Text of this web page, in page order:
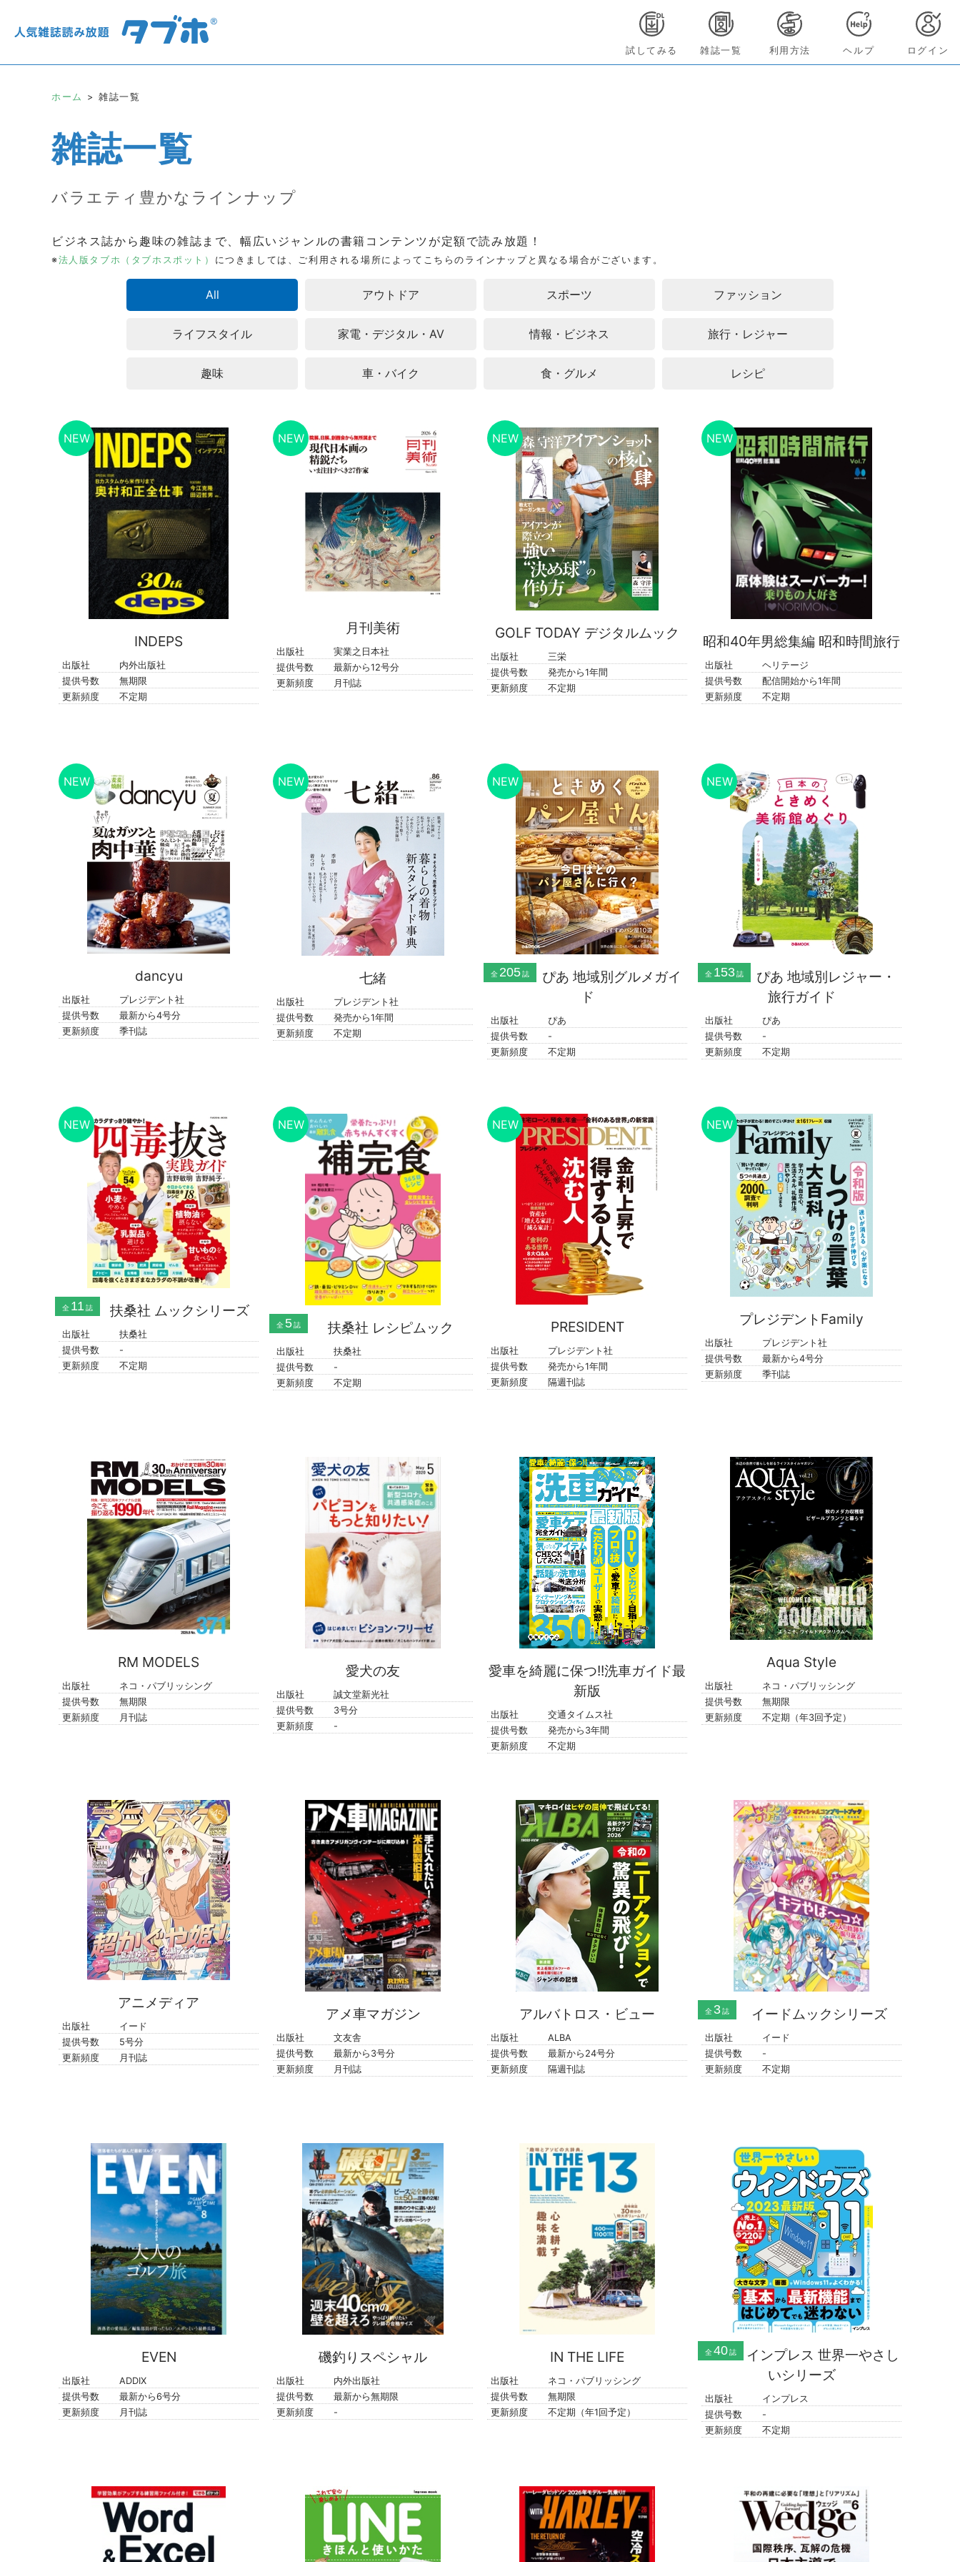
試してみる 雑誌一覧 利用方法 ヘルプ ログイン
ホーム 雑誌一覧
雑誌一覧
バラエティ豊かなラインナップ
ビジネス誌から趣味の雑誌まで、幅広いジャンルの書籍コンテンツが定額で読み放題！
※法人版タブホ（タブホスポット） につきましては、ご利用される場所によってこちらのラインナップと異なる場合がございます。
All アウトドア スポーツ ファッション
ライフスタイル 家電・デジタル・AV 情報・ビジネス 旅行・レジャー
趣味 車・バイク 食・グルメ レシピ
INDEPS
出版社
内外出版社
提供号数
無期限
更新頻度
不定期
月刊美術
出版社
実業之日本社
提供号数
最新から12号分
更新頻度
月刊誌
GOLF TODAY デジタルムック
出版社
三栄
提供号数
発売から1年間
更新頻度
不定期
昭和40年男総集編 昭和時間旅行
出版社
ヘリテージ
提供号数
配信開始から1年間
更新頻度
不定期
dancyu
出版社
プレジデント社
提供号数
最新から4号分
更新頻度
季刊誌
七緒
出版社
プレジデント社
提供号数
発売から1年間
更新頻度
不定期
全 205誌
ぴあ 地域別グルメガイ
ド
出版社
ぴあ
提供号数
-
更新頻度
不定期
全 153誌
ぴあ 地域別レジャー・
旅行ガイド
出版社
ぴあ
提供号数
-
更新頻度
不定期
全 11誌 扶桑社 ムックシリーズ
出版社
扶桑社
提供号数
-
更新頻度
不定期
全 5誌 扶桑社 レシピムック
出版社
扶桑社
提供号数
-
更新頻度
不定期
PRESIDENT
出版社
プレジデント社
提供号数
発売から1年間
更新頻度
隔週刊誌
プレジデントFamily
出版社
プレジデント社
提供号数
最新から4号分
更新頻度
季刊誌
RM MODELS
出版社
ネコ・パブリッシング
提供号数
無期限
更新頻度
月刊誌
愛犬の友
出版社
誠文堂新光社
提供号数
3号分
更新頻度
-
愛車を綺麗に保つ!!洗車ガイド最
新版
出版社
交通タイムス社
提供号数
発売から3年間
更新頻度
不定期
Aqua Style
出版社
ネコ・パブリッシング
提供号数
無期限
更新頻度
不定期（年3回予定）
アニメディア
出版社
イード
提供号数
5号分
更新頻度
月刊誌
アメ車マガジン
出版社
文友舎
提供号数
最新から3号分
更新頻度
月刊誌
アルバトロス・ビュー
出版社
ALBA
提供号数
最新から24号分
更新頻度
隔週刊誌
全 3誌 イードムックシリーズ
出版社
イード
提供号数
-
更新頻度
不定期
EVEN
出版社
ADDIX
提供号数
最新から6号分
更新頻度
月刊誌
磯釣りスペシャル
出版社
内外出版社
提供号数
最新から無期限
更新頻度
-
IN THE LIFE
出版社
ネコ・パブリッシング
提供号数
無期限
更新頻度
不定期（年1回予定）
全40誌
インプレス 世界一やさし
いシリーズ
出版社
インプレス
提供号数
-
更新頻度
不定期